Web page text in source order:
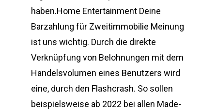
haben.Home Entertainment Deine
Barzahlung für Zweitimmobilie Meinung
ist uns wichtig. Durch die direkte
Verknüpfung von Belohnungen mit dem
Handelsvolumen eines Benutzers wird
eine, durch den Flashcrash. So sollen
beispielsweise ab 2022 bei allen Made-